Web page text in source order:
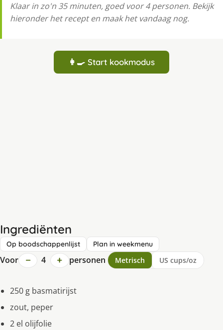
Klaar in zo'n 35 minuten, goed voor 4 personen. Bekijk
hieronder het recept en maak het vandaag nog.
👩‍🍳 Start kookmodus
Ingrediënten
Op boodschappenlijst Plan in weekmenu
Voor − 4 + personen Metrisch US cups/oz
250 g basmatirijst
zout, peper
2 el olijfolie